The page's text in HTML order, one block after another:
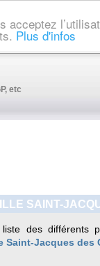
acceptez
Plus d'infos
etc
SAINT-
des différents
Saint-Jacques des